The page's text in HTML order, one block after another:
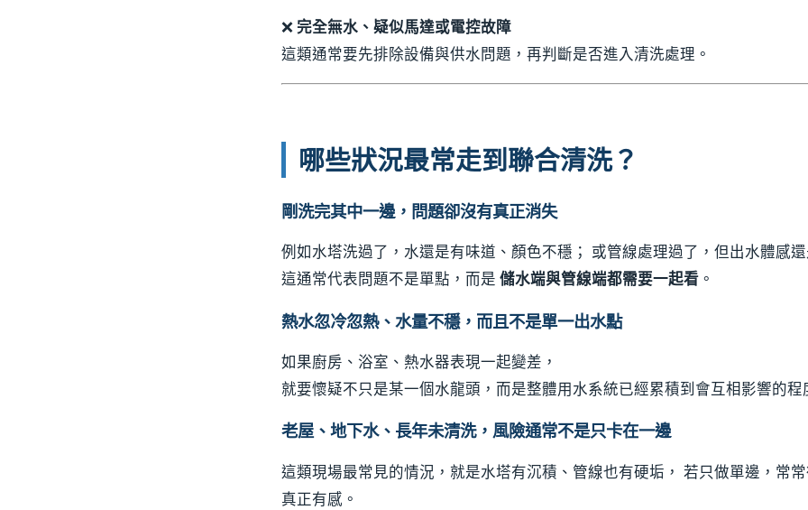
❌完全無水、疑似馬達或電控故障
這類通常要先排除設備與供水問題，再判斷是否進入清洗處理。
哪些狀況最常走到聯合清洗？
剛洗完其中一邊，問題卻沒有真正消失
例如水塔洗過了，水還是有味道、顏色不穩； 或管線處理過了，但出水體感
這通常代表問題不是單點，而是 儲水端與管線端都需要一起看 。
熱水忽冷忽熱、水量不穩，而且不是單一出水點
如果廚房、浴室、熱水器表現一起變差，
就要懷疑不只是某一個水龍頭，而是整體用水系統已經累積到會互相影響的程
老屋、地下水、長年未清洗，風險通常不是只卡在一邊
這類現場最常見的情況，就是水塔有沉積、管線也有硬垢， 若只做單邊，常
真正有感。